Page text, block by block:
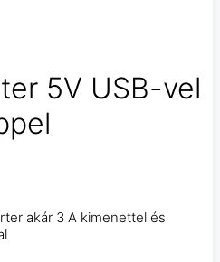
5V USB-vel
akár 3 A kimenettel és